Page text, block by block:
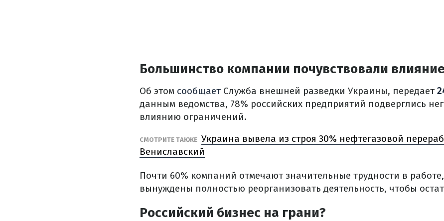
Большинство компании почувствовали
Об этом сообщаетСлужба внешней разведки Украины, передает
данным ведомства, 78% российских предприятий подверглись
влиянию ограничений.
СМОТРИТЕ ТАКЖЕ Украина вывела из строя 30% нефтегазовой
Вениславский
Почти 60% компаний отмечают значительные трудности в
вынуждены полностью реорганизовать деятельность, чтобы
Российский бизнес на грани?